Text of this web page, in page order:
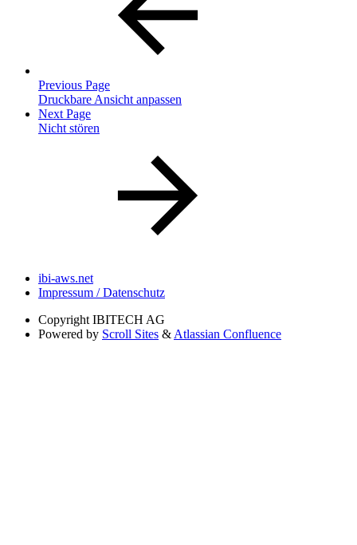
Previous Page
Druckbare Ansicht anpassen
Next Page
Nicht stören
ibi-aws.net
Impressum / Datenschutz
Copyright IBITECH AG
Powered by Scroll Sites & Atlassian Confluence